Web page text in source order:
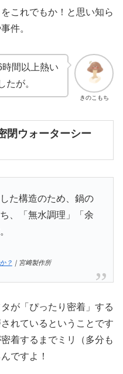
これでもか！と思い知ら
件。
きのこもち
間以上熱い
が。
閉ウォーターシー
た構造のため、鍋の
、「無水調理」「余
？ ｜宮﨑製作所
が「ぴったり密着」する
れているということです
着するまでミリ（多分も
ですよ！